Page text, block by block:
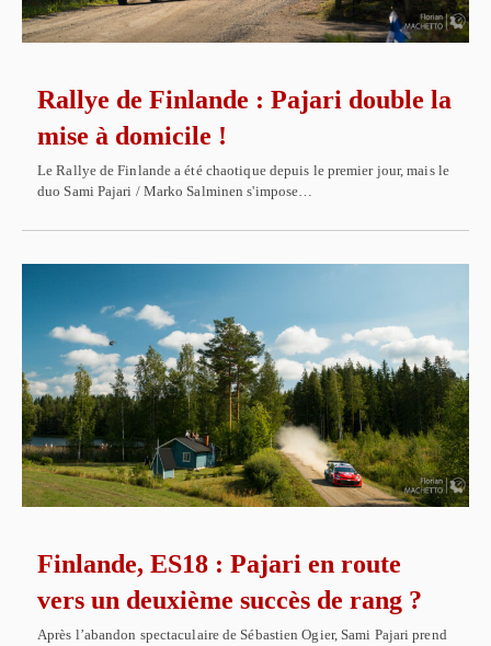
Rallye de Finlande : Pajari double la
mise à domicile !
Le Rallye de Finlande a été chaotique depuis le premier jour, mais le
duo Sami Pajari / Marko Salminen s'impose…
Finlande, ES18 : Pajari en route
vers un deuxième succès de rang ?
Après l’abandon spectaculaire de Sébastien Ogier, Sami Pajari prend